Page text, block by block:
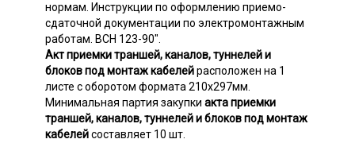
нормам. Инструкции по оформлению приемо-
сдаточной документации по электромонтажным
работам. ВСН 123-90".
Акт приемки траншей, каналов, туннелей и
блоков под монтаж кабелейрасположен на 1
листе с оборотом формата 210х297мм.
Минимальная партия закупки акта приемки
траншей, каналов, туннелей и блоков под монтаж
кабелейсоставляет 10 шт.